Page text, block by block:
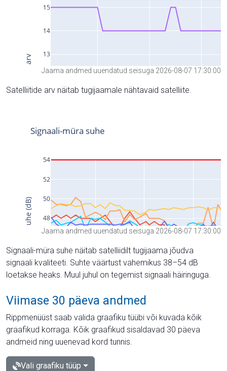
Jaama andmed uuendatud seisuga 2026-08-07 17:30:00
Satelliitide arv näitab tugijaamale nähtavaid satelliite.
Jaama andmed uuendatud seisuga 2026-08-07 17:30:00
Signaali-müra suhe näitab satelliidilt tugijaama jõudva
signaali kvaliteeti. Suhte väärtust vahemikus 38–54 dB
loetakse heaks. Muul juhul on tegemist signaali häiringuga.
Viimase 30 päeva andmed
Rippmenüüst saab valida graafiku tüübi või kuvada kõik
graafikud korraga. Kõik graafikud sisaldavad 30 päeva
andmeid ning uuenevad kord tunnis.
Vali graafiku tüüp